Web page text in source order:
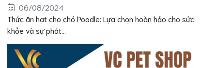
06/08/2024
Thức ăn hạt cho chó Poodle: Lựa chọn hoàn hảo cho sức
khỏe và sự phát...